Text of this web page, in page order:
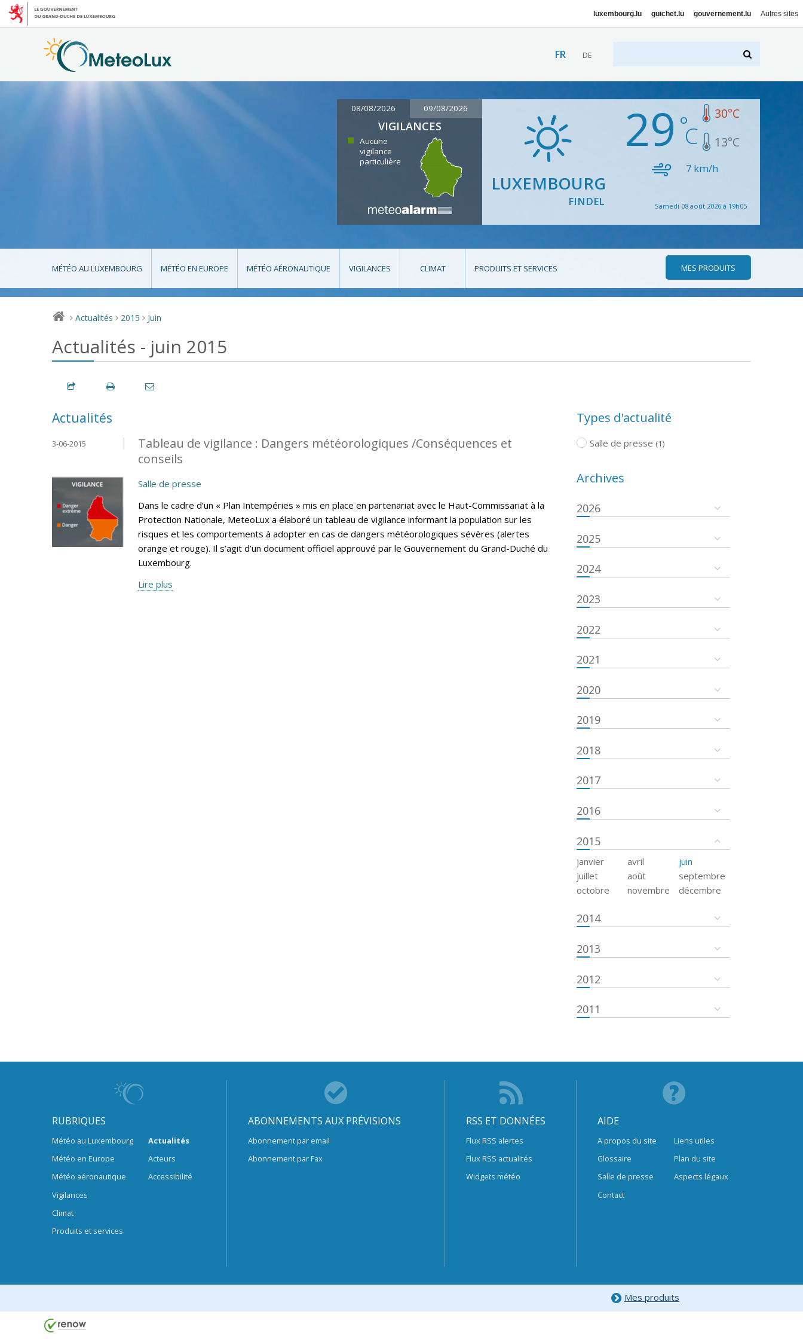
luxembourg.lu guichet.lu gouvernement.lu Autres sites
FR DE
08/08/2026 09/08/2026
VIGILANCES
Aucune
vigilance
particulière
LUXEMBOURG
FINDEL
29 30°C
13°C
7 km/h
Samedi 08 août 2026 à 19h05
MÉTÉO AU LUXEMBOURG MÉTÉO EN EUROPE MÉTÉO AÉRONAUTIQUE VIGILANCES CLIMAT PRODUITS ET SERVICES MES PRODUITS
> Actualités > 2015 > Juin
Actualités - juin 2015
Actualités
Tableau de vigilance : Dangers météorologiques /Conséquences et
conseils
3-06-2015
Salle de presse
Dans le cadre d’un « Plan Intempéries » mis en place en partenariat avec le Haut-Commissariat à la
Protection Nationale, MeteoLux a élaboré un tableau de vigilance informant la population sur les
risques et les comportements à adopter en cas de dangers météorologiques sévères (alertes
orange et rouge). Il s’agit d’un document officiel approuvé par le Gouvernement du Grand-Duché du
Luxembourg.
Lire plus
Types d'actualité
Salle de presse (1)
Archives
2026
2025
2024
2023
2022
2021
2020
2019
2018
2017
2016
2015
janvier avril
juin
juillet
août
septembre
octobre
novembre décembre
2014
2013
2012
2011
RUBRIQUES
Météo au Luxembourg
Météo en Europe
Météo aéronautique
Vigilances
Climat
Produits et services
Actualités
Acteurs
Accessibilité
ABONNEMENTS AUX PRÉVISIONS
Abonnement par email
Abonnement par Fax
RSS ET DONNÉES
Flux RSS alertes
Flux RSS actualités
Widgets météo
AIDE
A propos du site
Glossaire
Salle de presse
Contact
Liens utiles
Plan du site
Aspects légaux
Mes produits